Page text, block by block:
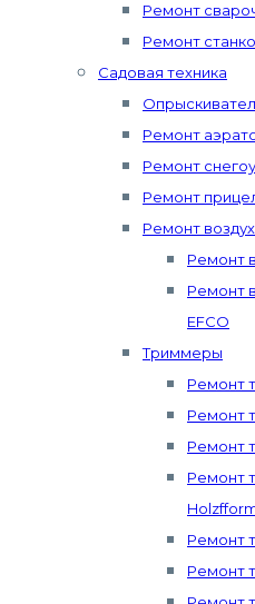
Ремонт
Ремонт
Садовая техника
Ремонт
Ремонт
Ремонт
Ремонт
Ремонт
Ремонт
EFCO
Триммеры
Ремонт
Ремонт
Ремонт
Ремонт
Ремонт
Ремонт